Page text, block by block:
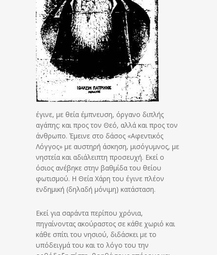
έγινε, με θεία έμπνευση, όργανο διπλής
αγάπης: και προς τον Θεό, αλλά και προς τον
άνθρωπο. Έμεινε στο δάσος «Αφεντικός
Λόγγος» με αυστηρή άσκηση, μισόγυμνος, με
νηστεία και αδιάλειπτη προσευχή. Εκεί ο
όσιος ανέβηκε στην βαθμίδα του θείου
φωτισμού. Η Θεία Χάρη του έγινε πλέον
ενδημική (δηλαδή μόνιμη) κατάσταση.
Εκεί για σαράντα περίπου χρόνια,
πηγαίνοντας ακούραστος σε κάθε χωριό και
κάθε σπίτι του νησιού, διδάσκει με το
υπόδειγμά του και το λόγο του την